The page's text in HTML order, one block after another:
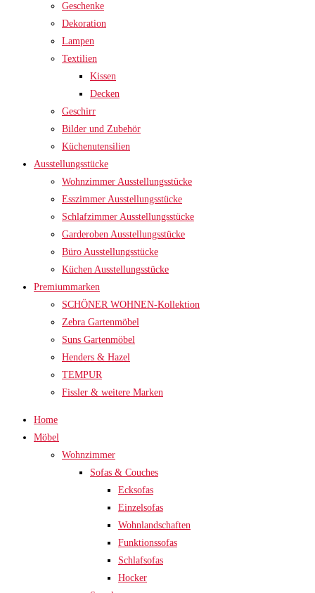
Geschenke
Dekoration
Lampen
Textilien
Kissen
Decken
Geschirr
Bilder und Zubehör
Küchenutensilien
Ausstellungsstücke
Wohnzimmer Ausstellungsstücke
Esszimmer Ausstellungsstücke
Schlafzimmer Ausstellungsstücke
Garderoben Ausstellungsstücke
Büro Ausstellungsstücke
Küchen Ausstellungsstücke
Premiummarken
SCHÖNER WOHNEN-Kollektion
Zebra Gartenmöbel
Suns Gartenmöbel
Henders & Hazel
TEMPUR
Fissler & weitere Marken
Home
Möbel
Wohnzimmer
Sofas & Couches
Ecksofas
Einzelsofas
Wohnlandschaften
Funktionssofas
Schlafsofas
Hocker